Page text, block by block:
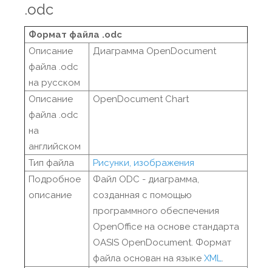
.odc
Формат файла .odc
Описание
файла .odc
на русском
Диаграмма OpenDocument
Описание
файла .odc
на
английском
OpenDocument Chart
Тип файла
Рисунки, изображения
Подробное
описание
Файл ODC - диаграмма,
созданная с помощью
программного обеспечения
OpenOffice на основе стандарта
OASIS OpenDocument. Формат
файла основан на языке XML.